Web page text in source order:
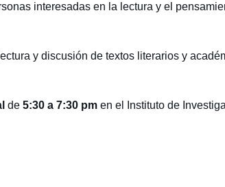
interesadas en la lectura y el
y discusión de textos literarios y
de 5:30 a 7:30 pm en el Instituto de